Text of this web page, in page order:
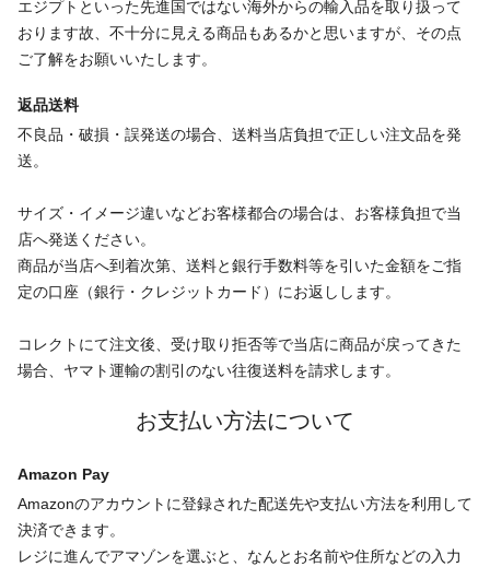
エジプトといった先進国ではない海外からの輸入品を取り扱って
おります故、不十分に見える商品もあるかと思いますが、その点
ご了解をお願いいたします。
返品送料
不良品・破損・誤発送の場合、送料当店負担で正しい注文品を発
送。
サイズ・イメージ違いなどお客様都合の場合は、お客様負担で当
店へ発送ください。
商品が当店へ到着次第、送料と銀行手数料等を引いた金額をご指
定の口座（銀行・クレジットカード）にお返しします。
コレクトにて注文後、受け取り拒否等で当店に商品が戻ってきた
場合、ヤマト運輸の割引のない往復送料を請求します。
お支払い方法について
Amazon Pay
Amazonのアカウントに登録された配送先や支払い方法を利用して
決済できます。
レジに進んでアマゾンを選ぶと、なんとお名前や住所などの入力